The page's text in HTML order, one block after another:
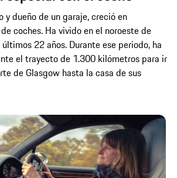
y dueño de un garaje, creció en
coches. Ha vivido en el noroeste de
22 años. Durante ese periodo, ha
el trayecto de 1.300 kilómetros para ir
de Glasgow hasta la casa de sus